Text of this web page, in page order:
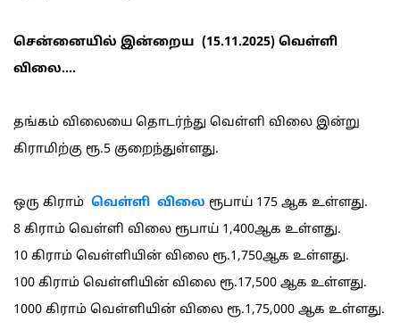
சென்னையில் இன்றைய (15.11.2025) வெள்ளி
விலை....
தங்கம் விலையை தொடர்ந்து வெள்ளி விலை இன்று
கிராமிற்கு ரூ.5 குறைந்துள்ளது.
ஒரு கிராம் வெள்ளி விலை ரூபாய் 175 ஆக உள்ளது.
8 கிராம் வெள்ளி விலை ரூபாய் 1,400ஆக உள்ளது.
10 கிராம் வெள்ளியின் விலை ரூ.1,750ஆக உள்ளது.
100 கிராம் வெள்ளியின் விலை ரூ.17,500 ஆக உள்ளது.
1000 கிராம் வெள்ளியின் விலை ரூ.1,75,000 ஆக உள்ளது.